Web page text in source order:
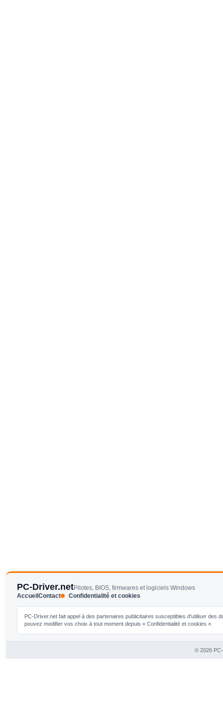
PC-Driver.netPilotes, BIOS, firmwares et logiciels Windows
AccueilContact Confidentialité et cookies
PC-Driver.net fait appel à des partenaires publicitaires susceptibles d'utiliser
pouvez modifier vos choix à tout moment depuis « Confidentialité et cookies ».
© 2026